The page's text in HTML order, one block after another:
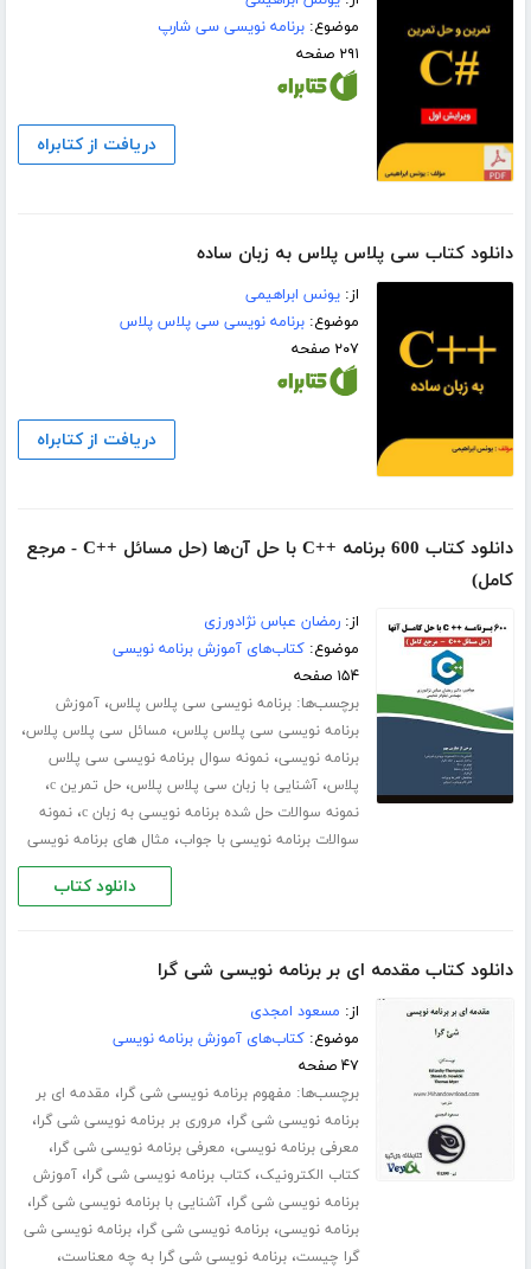
موضوع:برنامه نویسی سی شارپ
۲۹۱ صفحه
دریافت از کتابراه
دانلود کتاب سی پلاس پلاس به زبان ساده
از:یونس ابراهیمی
موضوع:برنامه نویسی سی پلاس پلاس
۲۰۷ صفحه
دریافت از کتابراه
دانلود کتاب 600 برنامه ++C با حل آن‌ها (حل مسائل ++C - مرجع
کامل)
از:رمضان عباس نژادورزی
موضوع:کتاب‌های آموزش برنامه نویسی
۱۵۴ صفحه
برچسب‌ها:برنامه نویسی سی پلاس پلاس،آموزش
برنامه نویسی سی پلاس پلاس، مسائل سی پلاس پلاس،
برنامه نویسی،نمونه سوال برنامه نویسی سی پلاس
پلاس،آشنایی با زبان سی پلاس پلاس،حل تمرین c ،
نمونه سوالات حل شده برنامه نویسی به زبان c ،نمونه
سوالات برنامه نویسی با جواب، مثال های برنامه نویسی
دانلود کتاب
دانلود کتاب مقدمه ای بر برنامه نویسی شی گرا
از: مسعود امجدی
موضوع:کتاب‌های آموزش برنامه نویسی
۴۷ صفحه
برچسب‌ها: مفهوم برنامه نویسی شی گرا، مقدمه ای بر
برنامه نویسی شی گرا، مروری بر برنامه نویسی شی گرا،
معرفی برنامه نویسی، معرفی برنامه نویسی شی گرا،
کتاب الکترونیک،کتاب برنامه نویسی شی گرا،آموزش
برنامه نویسی شی گرا،آشنایی با برنامه نویسی شی گرا،
برنامه نویسی،برنامه نویسی شی گرا،برنامه نویسی شی
گرا چیست،برنامه نویسی شی گرا به چه معناست،